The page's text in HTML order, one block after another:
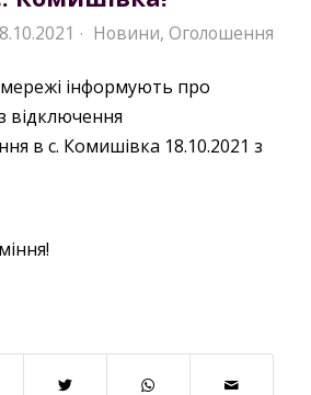
· Новини, Оголошення
інформують про
відключення
в с. Комишівка 18.10.2021 з